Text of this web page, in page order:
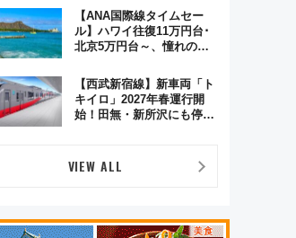
この夏は直通列車で横浜
へ！
【ANA国際線タイムセー
ル】ハワイ往復11万円台･
北京5万円台～、憧れのビ
GW旅行まで狙える激アツ
路線まとめ（8/10まで）
【西武新宿線】新車両「ト
キイロ」2027年春運行開
始！田無・新所沢にも停
VIEW ALL